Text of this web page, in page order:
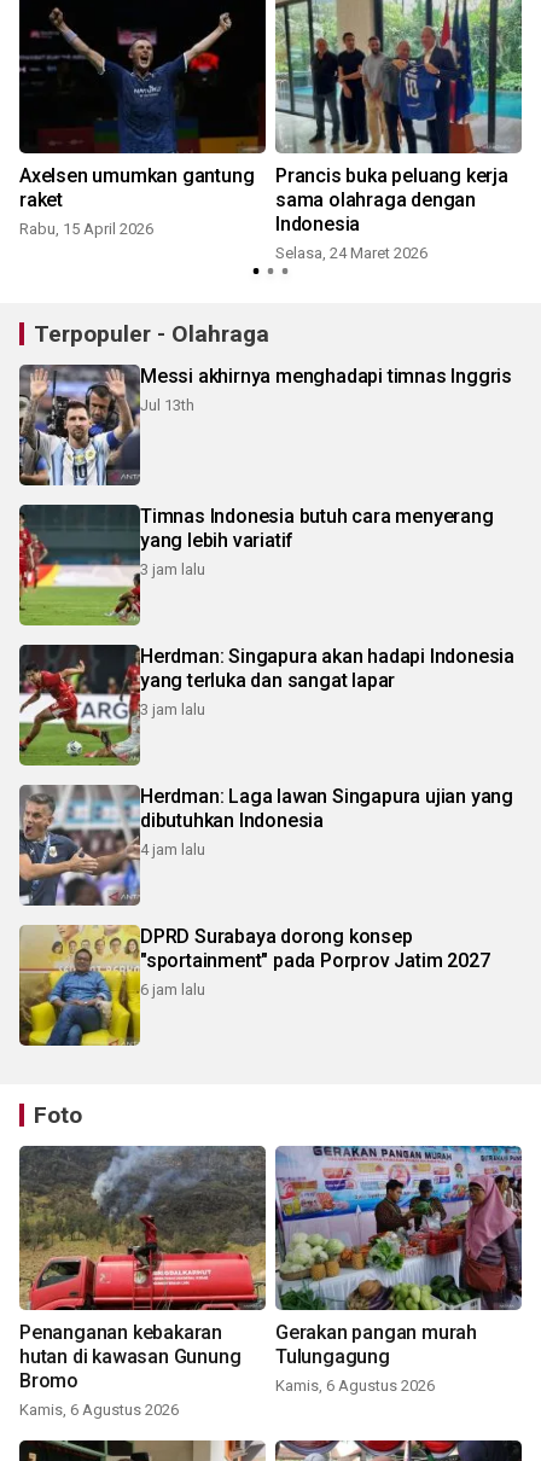
Axelsen umumkan gantung
raket
Rabu, 15 April 2026
Prancis buka peluang kerja
sama olahraga dengan
Indonesia
Selasa, 24 Maret 2026
Terpopuler - Olahraga
Messi akhirnya menghadapi timnas Inggris
Jul 13th
Timnas Indonesia butuh cara menyerang
yang lebih variatif
3 jam lalu
Herdman: Singapura akan hadapi Indonesia
yang terluka dan sangat lapar
3 jam lalu
Herdman: Laga lawan Singapura ujian yang
dibutuhkan Indonesia
4 jam lalu
DPRD Surabaya dorong konsep
"sportainment" pada Porprov Jatim 2027
6 jam lalu
Foto
Penanganan kebakaran
hutan di kawasan Gunung
Bromo
Kamis, 6 Agustus 2026
Gerakan pangan murah
Tulungagung
Kamis, 6 Agustus 2026